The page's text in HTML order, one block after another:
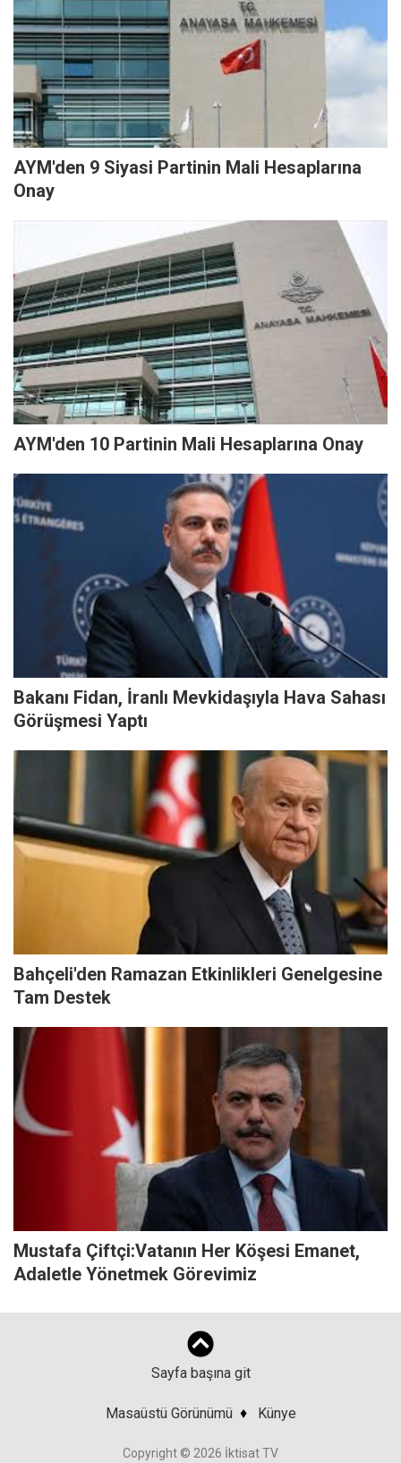
AYM'den 9 Siyasi Partinin Mali Hesaplarına
Onay
AYM'den 10 Partinin Mali Hesaplarına Onay
Bakanı Fidan, İranlı Mevkidaşıyla Hava Sahası
Görüşmesi Yaptı
Bahçeli'den Ramazan Etkinlikleri Genelgesine
Tam Destek
Mustafa Çiftçi:Vatanın Her Köşesi Emanet,
Adaletle Yönetmek Görevimiz
Sayfa başına git
Masaüstü Görünümü ♦ Künye
Copyright © 2026 İktisat TV